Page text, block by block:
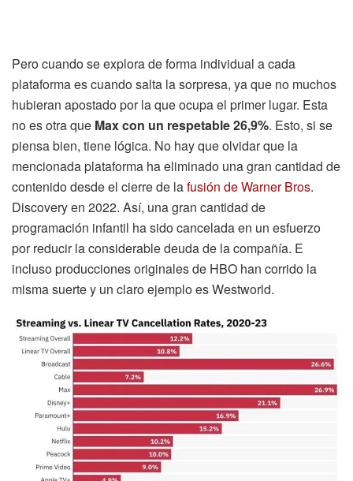
Pero cuando se explora de forma individual a cada
plataforma es cuando salta la sorpresa, ya que no muchos
hubieran apostado por la que ocupa el primer lugar. Esta
no es otra que Max con un respetable 26,9%. Esto, si se
piensa bien, tiene lógica. No hay que olvidar que la
mencionada plataforma ha eliminado una gran cantidad de
contenido desde el cierre de lafusión de Warner Bros.
Discovery en 2022. Así, una gran cantidad de
programación infantil ha sido cancelada en un esfuerzo
por reducir la considerable deuda de la compañía. E
incluso producciones originales de HBO han corrido la
misma suerte y un claro ejemplo es Westworld.